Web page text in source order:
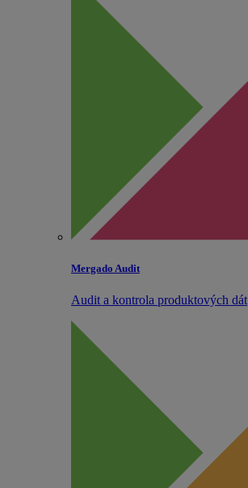
Mergado Audit
Audit a kontrola produktových dát